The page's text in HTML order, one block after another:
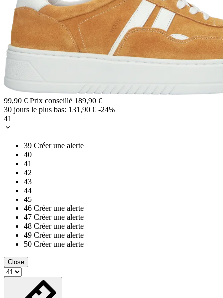
99,90 € Prix conseillé 189,90 €
30 jours le plus bas: 131,90 € -24%
41
39 Créer une alerte
40
41
42
43
44
45
46 Créer une alerte
47 Créer une alerte
48 Créer une alerte
49 Créer une alerte
50 Créer une alerte
Close